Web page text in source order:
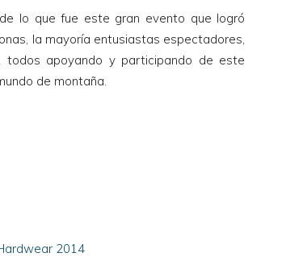
lo que fue este gran evento que logró
la mayoría entusiastas espectadores,
todos apoyando y participando de este
de montaña.
2014